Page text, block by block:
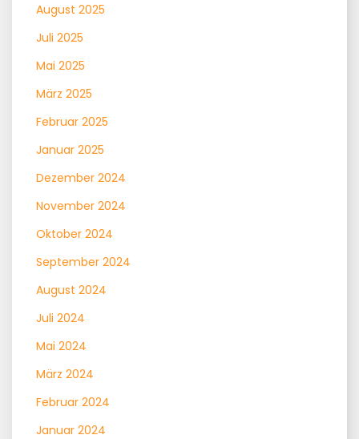
August 2025
Juli 2025
Mai 2025
März 2025
Februar 2025
Januar 2025
Dezember 2024
November 2024
Oktober 2024
September 2024
August 2024
Juli 2024
Mai 2024
März 2024
Februar 2024
Januar 2024